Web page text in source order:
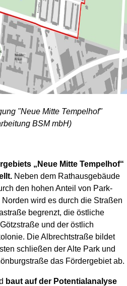
"Neue Mitte Tempelhof"
BSM mbH)
„Neue Mitte Tempelhof“
Neben dem Rathausgebäude
den hohen Anteil von Park-
wird es durch die Straßen
begrenzt, die östliche
und der östlich
Die Albrechtstraße bildet
schließen der Alte Park und
das Fördergebiet ab.
baut auf der Potentialanalyse